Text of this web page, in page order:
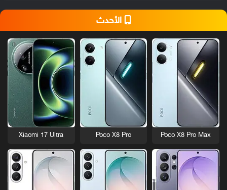
الأحدث
Poco X8 Pro Max
Poco X8 Pro
Xiaomi 17 Ultra